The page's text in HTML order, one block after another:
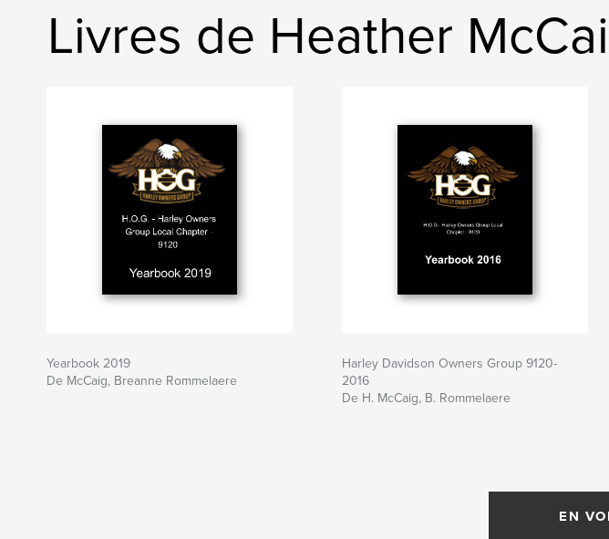
Livres de Heather
Yearbook 2019
De McCaig, Breanne Rommelaere
Harley Davidson Owners Group 9120-
2016
De H. McCaig, B. Rommelaere
EN